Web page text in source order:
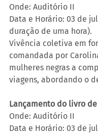
Onde: Auditório II
Data e Horário: 03 de
duração de uma hora).
Vivência coletiva em
comandada por
mulheres negras a
viagens, abordando o
Lançamento do livro
Onde: Auditório II
Data e Horário: 03 de